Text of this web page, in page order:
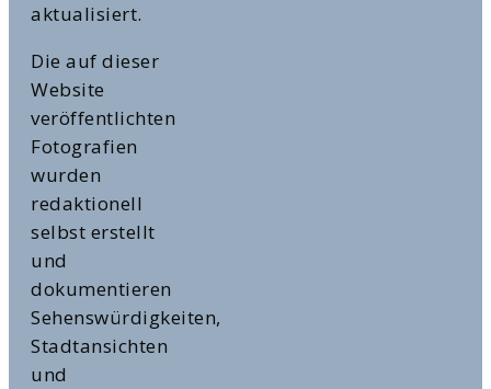
aktualisiert.
Die auf dieser
Website
veröffentlichten
Fotografien
wurden
redaktionell
selbst erstellt
und
dokumentieren
Sehenswürdigkeiten,
Stadtansichten
und